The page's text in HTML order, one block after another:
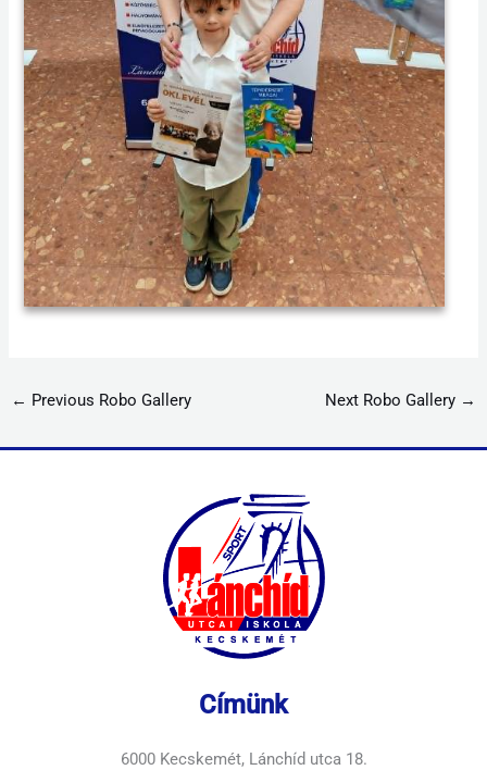
← Previous Robo Gallery Next Robo Gallery →
Címünk
6000 Kecskemét, Lánchíd utca 18.